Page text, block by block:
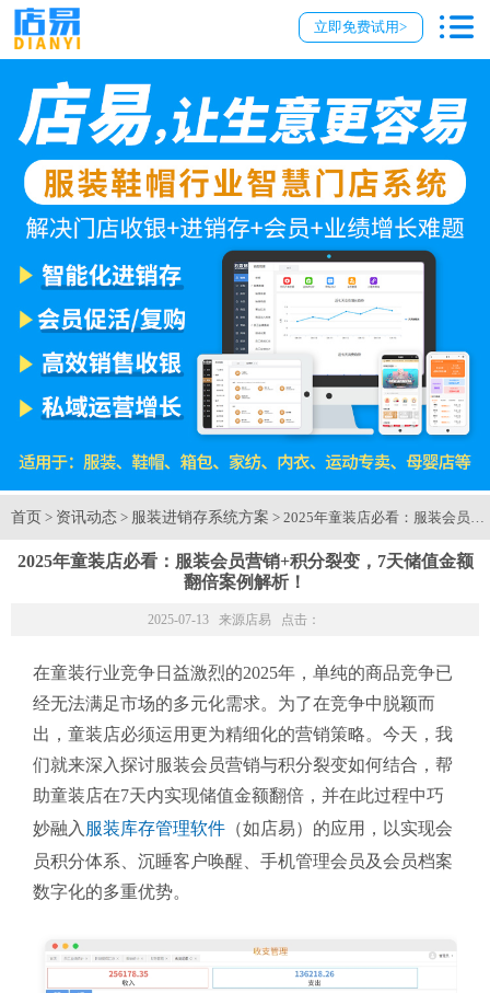
立即免费试用>
首页 > 资讯动态 > 服装进销存系统方案 > 2025年童装店必看：服装会员
2025年童装店必看：服装会员营销+积分裂变，7天储值金额
翻倍案例解析！
2025-07-13 来源店易 点击：
在童装行业竞争日益激烈的2025年，单纯的商品竞争已
经无法满足市场的多元化需求。为了在竞争中脱颖而
出，童装店必须运用更为精细化的营销策略。今天，我
们就来深入探讨服装会员营销与积分裂变如何结合，帮
助童装店在7天内实现储值金额翻倍，并在此过程中巧
妙融入 服装库存管理软件 （如店易）的应用，以实现会
员积分体系、沉睡客户唤醒、手机管理会员及会员档案
数字化的多重优势。